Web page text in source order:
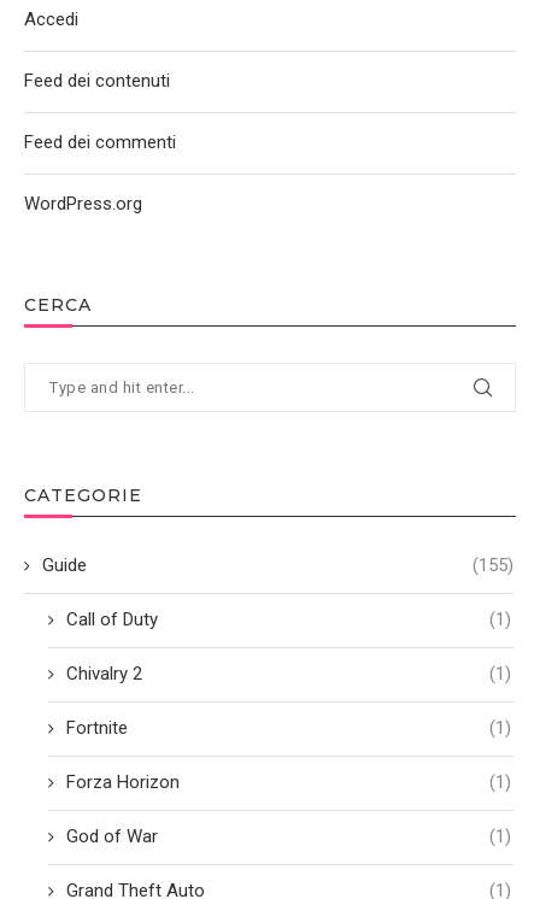
CERCA
CATEGORIE
Guide (155)
Call of Duty (1)
Chivalry 2 (1)
Fortnite (1)
Forza Horizon (1)
God of War (1)
Grand Theft Auto (1)
Accedi
Feed dei contenuti
Feed dei commenti
WordPress.org